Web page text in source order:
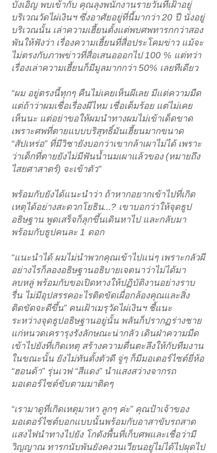
บังเอิญ พบเข้ากับ คุณลุงพนักงานรายวันที่เฝ้าอยู่
บริเวณวัดไผ่เงินฯ ซึ่งอาศัยอยู่ที่นี้มากว่า 20 ปี นั่งอยู่
บริเวณนั้น เล่าความเฮี้ยนตั้งแต่พบศพทารกกว่าสอง
พันให้ฟังว่า เรื่องความเฮี้ยนที่สื่อประโคมข่าว แม้จะ
ไม่ตรงกับภาพข่าวที่สื่อเสนอออกไป 100 % แต่ทว่า
เรื่องเล่าความเฮี้ยนก็มีมูลมากกว่า 50% เลยทีเดียว
“ผม อยู่ตรงนี้ทุกๆ คืนไม่เคยเห็นผีเลย มีแต่ความมืด
แต่ถ้าว่าผมเชื่อเรื่องผีไหม เชื่อเต็มร้อย แต่ไม่เคย
เห็นนะ แต่อย่าขอให้ผมนำทางผมไม่เข้าเด็ดขาด
เพราะศพที่ตายแบบบริสุทธิ์มันเฮี้ยนมากขนาด
“สัปเหร่อ” ที่มีวิชายังบอกว่าเขากล้าเผาไม่ได้ เพราะ
ว่าเด็กที่ตายยังไม่มีฟันน้ำนมเผาแล้วของ (หมายถึง
ไสยศาสาตร์) จะเข้าตัว"
พร้อมกับยังได้แนะนำว่า ถ้าหากอยากเข้าไปที่เกิด
เหตุได้อย่างสะดวกโยธิน...? เขาบอกว่าให้จุดธูป
อธิษฐาน พูดเสร็จก็ลุกขึ้นเดินหาไป และกลับมา
พร้อมกับธูปคนละ 1 ดอก
“แนะนำได้ ผมไม่นำพวกคุณเข้าไปแน่ๆ เพราะกลัวผี
อย่างไรก็ลองอธิษฐานอธิบายเจตนาว่าไม่ได้มา
ลบหลู่ พร้อมกับขอเปิดทางให้ปฏิบัติงานอย่างราบ
รื่น ไม่มีอุปสรรคอะไรติดขัดเผื่อกล้องคุณและสิ่ง
ติดขัดจะดีขึ้น” คนเฝ้าเมรุวัดไผ่เงินฯ ชี้แนะ
ระหว่างจุดธูปอธิษฐานอยู่นั้น พลันก็ปรากฏร่างชาย
แก่หนวดเครารุงรังลักษณะน่ากลัว เดินฝ่าความมืด
เข้าไปยังที่เกิดเหตุ สร้างความตื่นตะลึงให้กับทีมงาน
ในขณะนั้น ยังไม่ทันตั้งตัวดี จู่ๆ ก็มีมอเตอร์ไซต์ยี่ห้อ
“ฮอนด้า” รุ่นเวฟ “สีแดง” นำแสงสว่างจากรถ
มอเตอร์ไซต์ขับตามมาติดๆ
“เรามาดูที่เกิดเหตุมาหา ลูกๆ ค่ะ” คุณป้าเจ้าของ
มอเตอร์ไซต์บอกแบบนั้นพร้อมกับอาสาขับรถสาด
แสงไฟนำทางไปยัง โกดังพื้นที่เก็บศพและเชื่อว่ามี
วิญญาณ ทารกนับพันยังคงวนเวียนอยู่ไม่ได้ไปผุดไป